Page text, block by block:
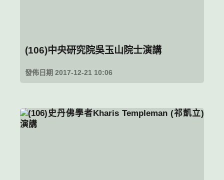
(106)中央研究院吳玉山院士演講
發佈日期 2017-12-21 10:06